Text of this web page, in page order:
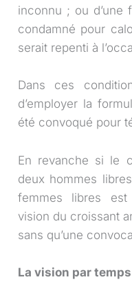
inconnu ; ou d’une
condamné pour
serait repenti à
Dans ces
d’employer la
été convoqué pour
En revanche si le
deux hommes
femmes libres
vision du croissant
sans qu’une
La vision par